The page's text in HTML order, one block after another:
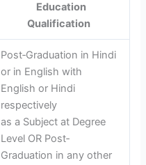
Education
Qualification
Post‐Graduation in Hindi
or in English with
English or Hindi
respectively
as a Subject at Degree
Level OR Post‐
Graduation in any other